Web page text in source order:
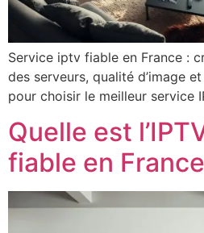
Service iptv fiable en France :
des serveurs, qualité d’image
pour choisir le meilleur service
Quelle est
fiable en